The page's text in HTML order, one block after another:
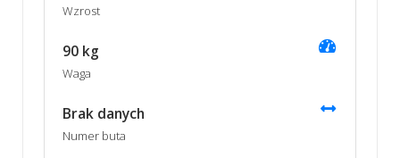
Wzrost
90 kg
Waga
Brak danych
Numer buta